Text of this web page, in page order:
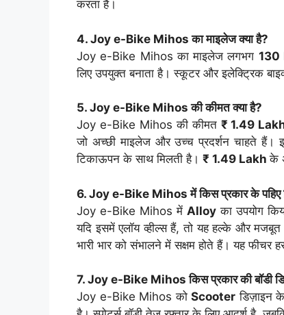
करता है।
4. Joy e-Bike Mihos का माइलेज क्या है?
Joy e-Bike Mihos का माइलेज लगभग 130
लिए उपयुक्त बनाता है। स्कूटर और इलेक्ट्रिक
5. Joy e-Bike Mihos की कीमत क्या है?
Joy e-Bike Mihos की कीमत ₹ 1.49
जो अच्छी माइलेज और उच्च प्रदर्शन चाहते
टिकाऊपन के साथ मिलती है। ₹ 1.49 Lakhके
6. Joy e-Bike Mihos में किस प्रकार के पहिए
Joy e-Bike Mihos में Alloyका उपयोग
यदि इसमें एलॉय व्हील्स हैं, तो यह हल्के और
भारी भार को संभालने में सक्षम होते हैं। यह फीचर
7. Joy e-Bike Mihos किस प्रकार की बॉडी
Joy e-Bike Mihos कोScooter डिज़ाइन